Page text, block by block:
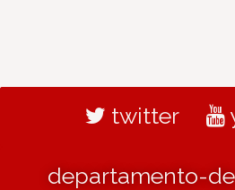
twitter
departamento-